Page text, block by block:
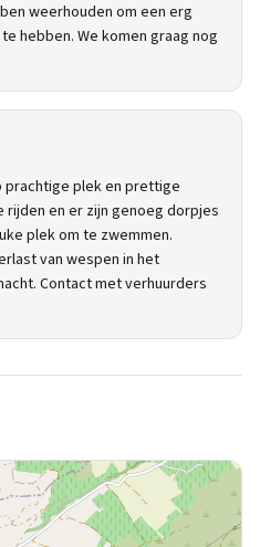
weerhouden om een erg
hebben. We komen graag nog
prachtige plek en prettige
rijden en er zijn genoeg dorpjes
plek om te zwemmen.
van wespen in het
Contact met verhuurders